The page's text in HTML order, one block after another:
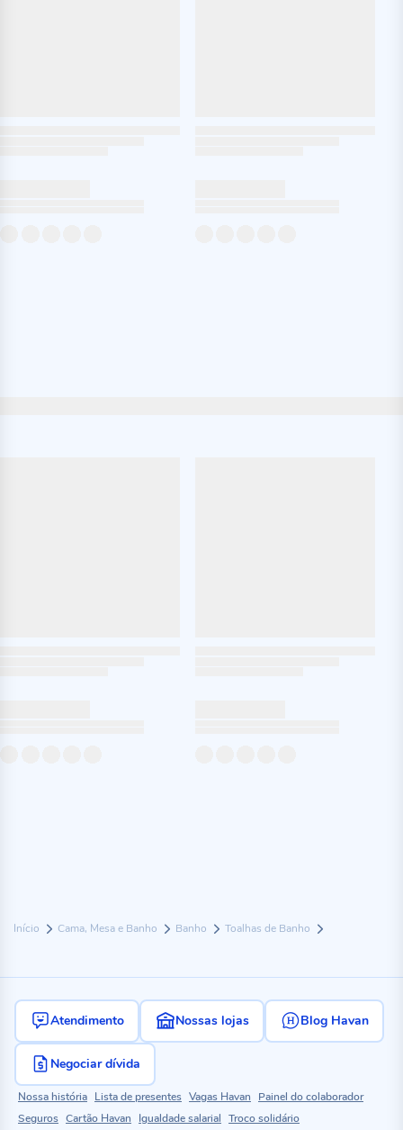
Início Cama, Mesa e Banho Banho Toalhas de Banho
Atendimento Nossas lojas Blog Havan
Negociar dívida
Nossa história Lista de presentes Vagas Havan
Painel do colaborador
Seguros Cartão Havan Igualdade salarial Troco solidário